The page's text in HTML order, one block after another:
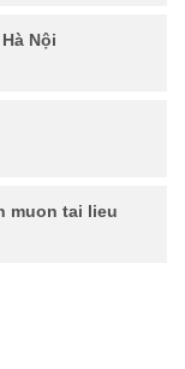
Nội
muon tai lieu